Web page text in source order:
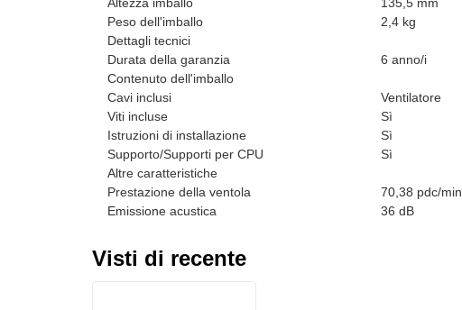
Peso dell'imballo
2,4 kg
Dettagli tecnici
Durata della garanzia
6 anno/i
Contenuto dell'imballo
Cavi inclusi
Ventilatore
Viti incluse
Sì
Istruzioni di installazione
Sì
Supporto/Supporti per CPU
Sì
Altre caratteristiche
Prestazione della ventola
70,38 pdc/min
Emissione acustica
36 dB
Visti di recente